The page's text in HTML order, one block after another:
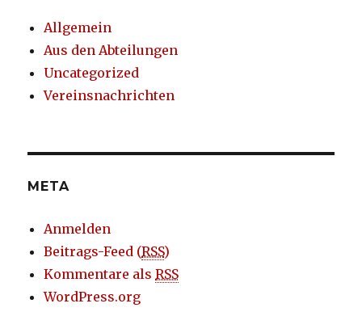
Allgemein
Aus den Abteilungen
Uncategorized
Vereinsnachrichten
META
Anmelden
Beitrags-Feed (RSS)
Kommentare alsRSS
WordPress.org